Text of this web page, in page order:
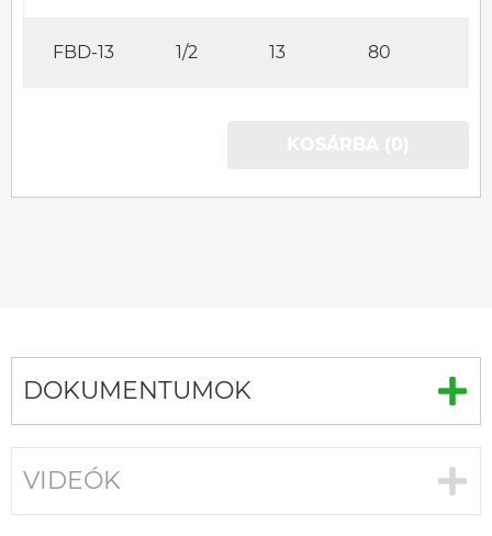
FBD-13 1/2 13 80
DOKUMENTUMOK
VIDEÓK